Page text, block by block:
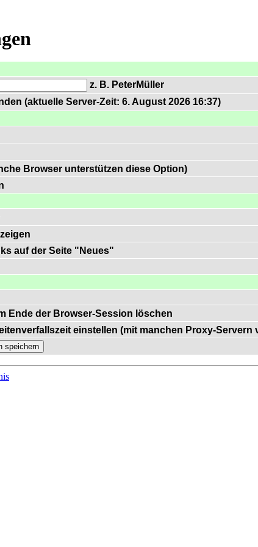
z. B. PeterMüller
(aktuelle Server-Zeit: 6. August 2026 16:37)
Browser unterstützen diese Option)
auf der Seite "Neues"
Ende der Browser-Session löschen
einstellen (mit manchen Proxy-Servern